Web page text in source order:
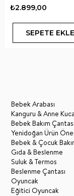
₺2.899,00
SEPETE EKLE
Bebek Arabası
Kanguru & Anne
Bebek Bakım Çantası
Yenidoğan Ürün
Bebek & Çocuk
Gıda & Beslenme
Suluk & Termos
Beslenme Çantası
Oyuncak
Eğitici Oyuncak